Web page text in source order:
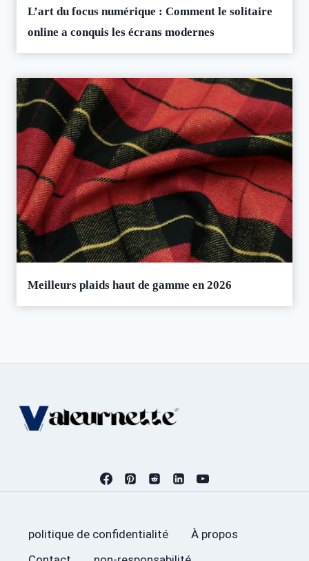
L’art du focus numérique : Comment le solitaire
online a conquis les écrans modernes
Meilleurs plaids haut de gamme en 2026
politique de confidentialité
À propos